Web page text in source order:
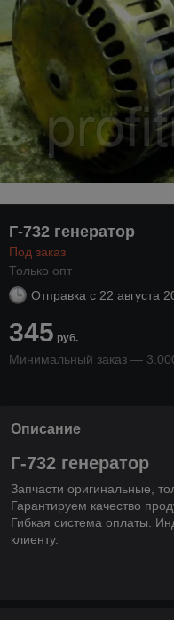
Г-732 генератор
Под заказ
Только опт
Отправка с 22 августа
345 руб.
Минимальный заказ —
Описание
Г-732 генератор
Запчасти оригинальные,
Гарантируем качество
Гибкая система оплаты.
клиенту.